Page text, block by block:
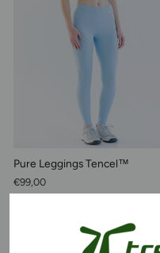
Pure Leggings Tencel™
€99,00